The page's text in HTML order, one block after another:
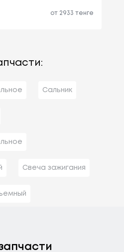
от 2933 тенге
Сальник
Свеча зажигания